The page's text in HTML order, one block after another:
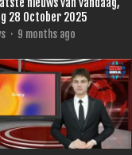
28 October 2025
· 9 months ago